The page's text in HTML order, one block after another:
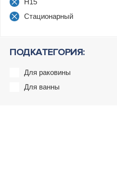
H15
Стационарный
ПОДКАТЕГОРИЯ:
Для раковины
Для ванны